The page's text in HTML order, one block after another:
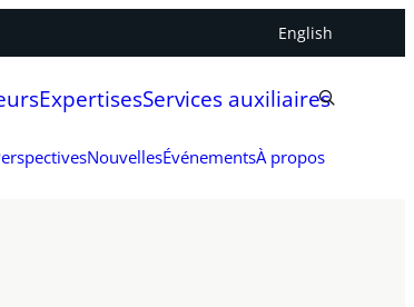
English
ExpertisesServices auxiliaires
NouvellesÉvénementsÀ propos